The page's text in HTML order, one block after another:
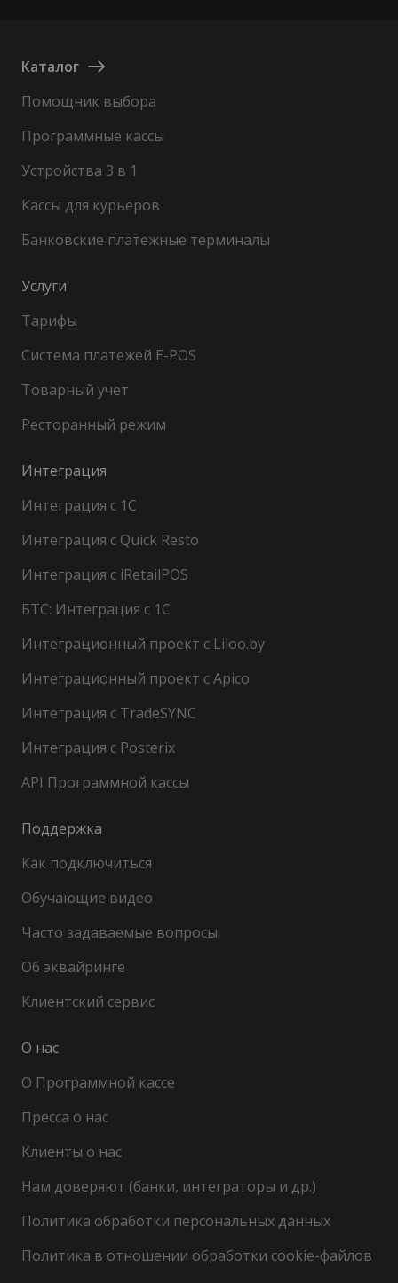
Каталог
Помощник выбора
Программные кассы
Устройства 3 в 1
Кассы для курьеров
Банковские платежные терминалы
Услуги
Тарифы
Система платежей E-POS
Товарный учет
Ресторанный режим
Интеграция
Интеграция с 1С
Интеграция с Quick Resto
Интеграция с iRetailPOS
БТС: Интеграция с 1С
Интеграционный проект с Liloo.by
Интеграционный проект с Apico
Интеграция с TradeSYNC
Интеграция с Posterix
API Программной кассы
Поддержка
Как подключиться
Обучающие видео
Часто задаваемые вопросы
Об эквайринге
Клиентский сервис
О нас
О Программной кассе
Пресса о нас
Клиенты о нас
Нам доверяют (банки, интеграторы и др.)
Политика обработки персональных данных
Политика в отношении обработки cookie-файлов